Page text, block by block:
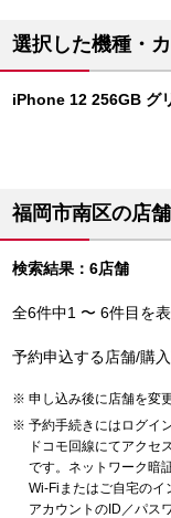
選択した機種・
iPhone 12 256GB グ
福岡市南区の店
検索結果：6店舗
全6件中1 〜 6件目を
予約申込する店舗/購
申し込み後に店舗を変
予約手続きにはログイ
ドコモ回線にてアクセ
です。ネットワーク暗
Wi-Fiまたはご自宅のイ
アカウントのID／パス